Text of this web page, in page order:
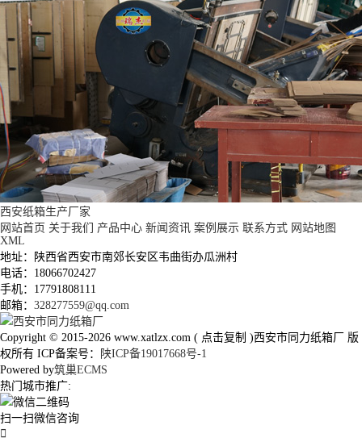
西安纸箱生产厂家
网站首页 关于我们 产品中心 新闻资讯 案例展示 联系方式 网站地图
XML
地址：陕西省西安市南郊长安区韦曲街办瓜洲村
电话：18066702427
手机：17791808111
邮箱： 328277559@qq.com
Copyright © 2015-2026 www.xatlzx.com ( 点击复制 )西安市同力纸箱厂 版
权所有 ICP备案号：
陕ICP备19017668号-1
Powered by筑巢ECMS
热门城市推广:
扫一扫微信咨询
